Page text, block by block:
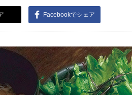
Facebookでシェア